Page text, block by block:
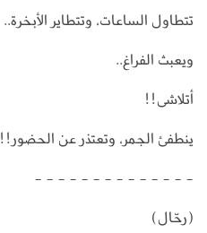
تتطاول الساعات، وتتطاير الأبخرة..
ويعبث الفراغ..
أتلاشى!!
ينطفئ الجمر، وتعتذر عن الحضور!!
- - - - - - - - - - - - - -
(رحّال)